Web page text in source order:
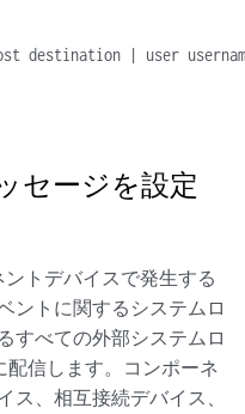
destination | user
セージを設定
トデバイスで発生する
ントに関するシステムロ
すべての外部システムロ
配信します。コンポーネ
ス、相互接続デバイス、